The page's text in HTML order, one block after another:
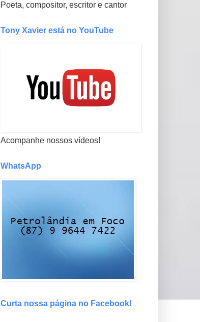
Poeta, compositor, escritor e cantor
Tony Xavier está no YouTube
Acompanhe nossos vídeos!
WhatsApp
Curta nossa página no Facebook!